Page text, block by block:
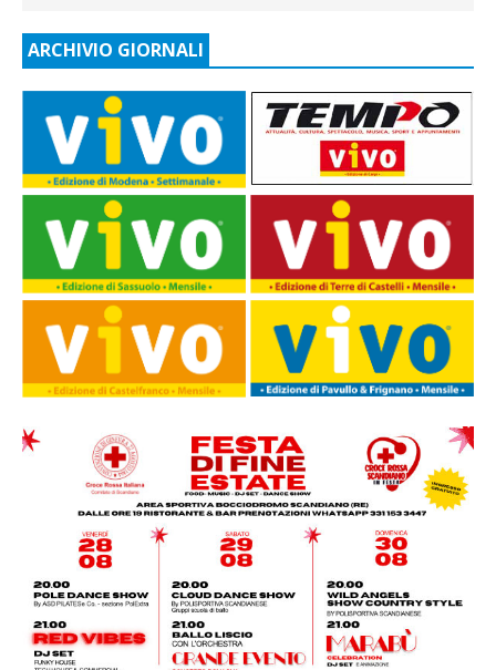
ARCHIVIO GIORNALI